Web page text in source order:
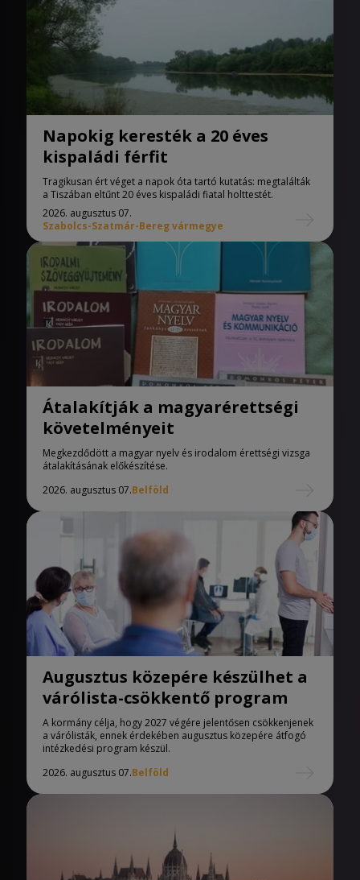
Napokig keresték a 20 éves
kispaládi férfit
Tragikusan ért véget a napok óta tartó kutatás: megtalálták
a Tiszában eltűnt 20 éves kispaládi fiatal holttestét.
2026. augusztus 07.
Szabolcs-Szatmár-Bereg vármegye
Átalakítják a magyarérettségi
követelményeit
Megkezdődött a magyar nyelv és irodalom érettségi vizsga
átalakításának előkészítése.
2026. augusztus 07.Belföld
Augusztus közepére készülhet a
várólista-csökkentő program
A kormány célja, hogy 2027 végére jelentősen csökkenjenek
a várólisták, ennek érdekében augusztus közepére átfogó
intézkedési program készül.
2026. augusztus 07.Belföld